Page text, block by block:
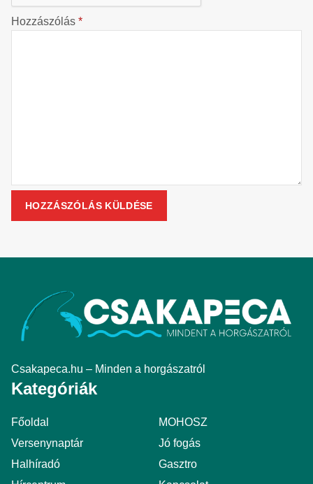
Hozzászólás *
Csakapeca.hu – Minden a horgászatról
Kategóriák
Főoldal
MOHOSZ
Versenynaptár
Jó fogás
Halhíradó
Gasztro